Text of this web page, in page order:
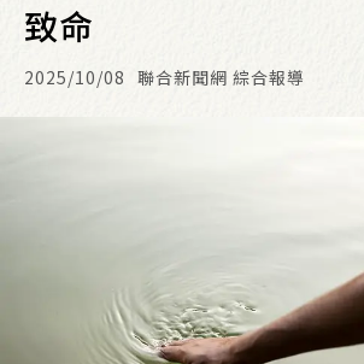
致命
2025/10/08 聯合新聞網 綜合報導